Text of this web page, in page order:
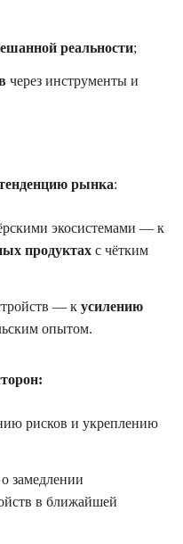
реальности;
через инструменты и
рынка:
экосистемами — к
продуктах с чётким
— к усилению
опытом.
рисков и укреплению
замедлении
в ближайшей